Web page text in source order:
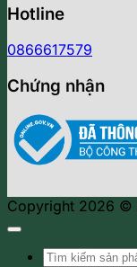
Hotline
0866617579
Chứng nhận
Copyright 2026 ©
Tìm